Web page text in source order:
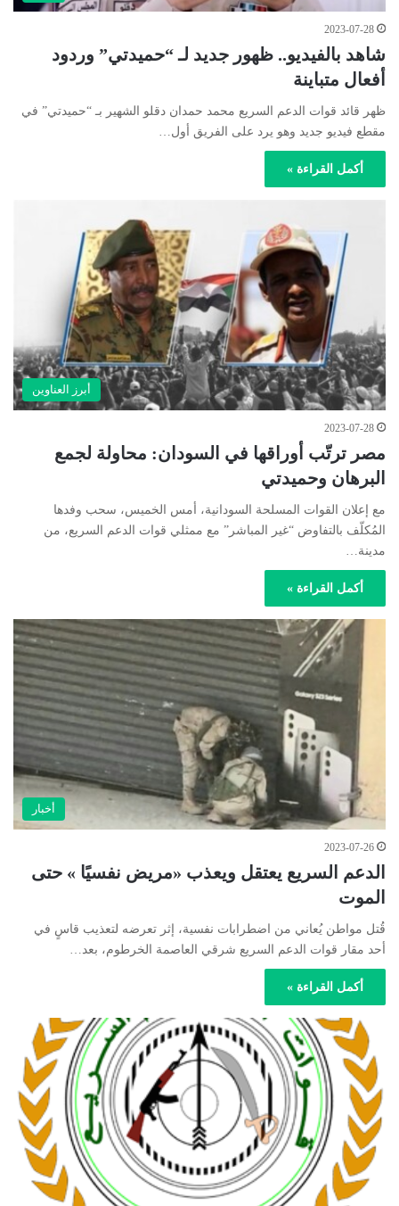
2023-07-28
شاهد بالفيديو.. ظهور جديد لـ “حميدتي” وردود
أفعال متباينة
ظهر قائد قوات الدعم السريع محمد حمدان دقلو الشهير بـ “حميدتي” في
مقطع فيديو جديد وهو يرد على الفريق أول…
أكمل القراءة »
أبرز العناوين
2023-07-28
مصر ترتّب أوراقها في السودان: محاولة لجمع
البرهان وحميدتي
مع إعلان القوات المسلحة السودانية، أمس الخميس، سحب وفدها
المُكلّف بالتفاوض “غير المباشر” مع ممثلي قوات الدعم السريع، من
مدينة…
أكمل القراءة »
أخبار
2023-07-26
الدعم السريع يعتقل ويعذب «مريض نفسيًا » حتى
الموت
قُتل مواطن يُعاني من اضطرابات نفسية، إثر تعرضه لتعذيب قاسٍ في
أحد مقار قوات الدعم السريع شرقي العاصمة الخرطوم، بعد…
أكمل القراءة »